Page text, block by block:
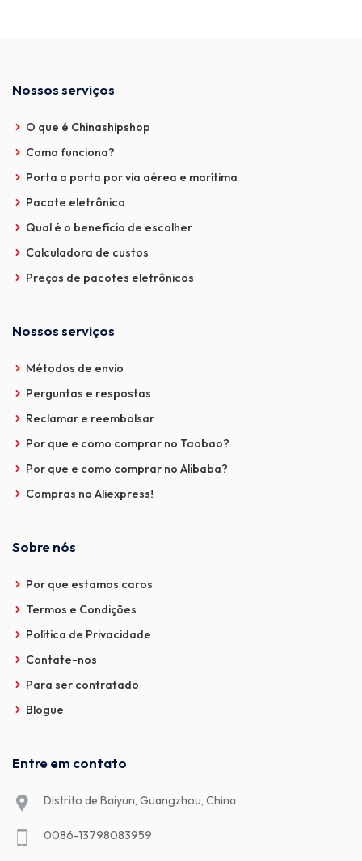
Nossos serviços
O que é Chinashipshop
Como funciona?
Porta a porta por via aérea e marítima
Pacote eletrônico
Qual é o benefício de escolher
Calculadora de custos
Preços de pacotes eletrônicos
Nossos serviços
Métodos de envio
Perguntas e respostas
Reclamar e reembolsar
Por que e como comprar no Taobao?
Por que e como comprar no Alibaba?
Compras no Aliexpress!
Sobre nós
Por que estamos caros
Termos e Condições
Política de Privacidade
Contate-nos
Para ser contratado
Blogue
Entre em contato
Distrito de Baiyun, Guangzhou, China
0086-13798083959